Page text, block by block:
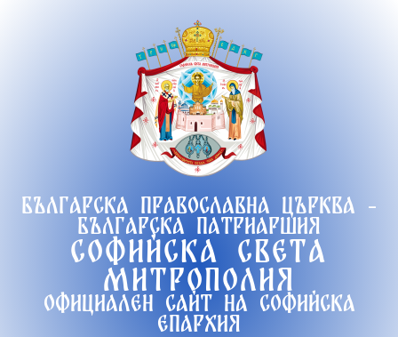
Българска православна църква -
Българска патриаршия
Софийска света
митрополия
Официален сайт на софийска
епархия